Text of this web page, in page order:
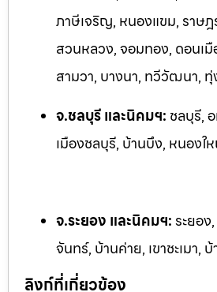
ภาษีเจริญ, หนองแขม, ราษ
สวนหลวง, จอมทอง, ดอนเ
สามวา, บางนา, ทวีวัฒนา,
จ.ชลบุรี และนิคมฯ: ชลบุรี,
เมืองชลบุรี, บ้านบึง, หนองใ
จ.ระยอง และนิคมฯ:ระยอ
จันทร์, บ้านค่าย, เขาชะเมา,
ลิงก์ที่เกี่ยวข้อง